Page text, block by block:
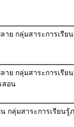
าย กลุ่มสาระการเรีย
ย กลุ่มสาระการเรีย
สอน
กลุ่มสาระการเรียนรู้